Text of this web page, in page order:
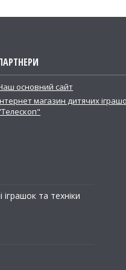
основний сайт
магазин дитячих
та техніки